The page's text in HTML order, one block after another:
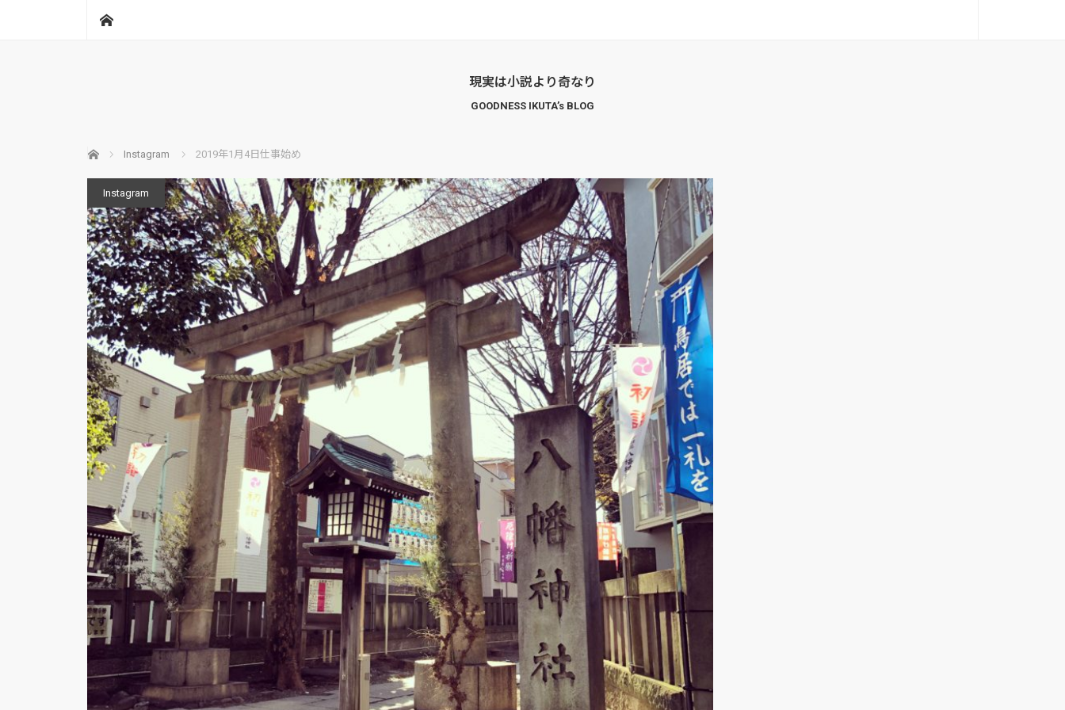
現実は小説より奇なり
GOODNESS IKUTA’s BLOG
ホーム Instagram 2019年1月4日仕事始め
Instagram